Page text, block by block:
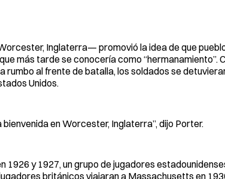
Inglaterra— promovió la idea de que
más tarde se conocería como “hermanamiento”.
al frente de batalla, los soldados se
Unidos.
en Worcester, Inglaterra”, dijo Porter.
y 1927, un grupo de jugadores
británicos viajaran a Massachusetts en